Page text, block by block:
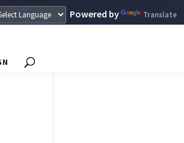
Powered by Translate